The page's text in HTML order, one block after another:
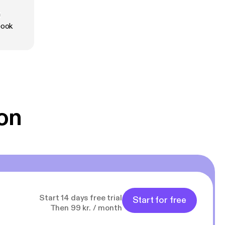
Start 14 days free trial
Then 99 kr. / month
Start for free